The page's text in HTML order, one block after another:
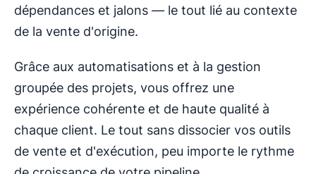
dépendances et jalons — le tout lié au contexte
de la vente d'origine.
Grâce aux automatisations et à la gestion
groupée des projets, vous offrez une
expérience cohérente et de haute qualité à
chaque client. Le tout sans dissocier vos outils
de vente et d'exécution, peu importe le rythme